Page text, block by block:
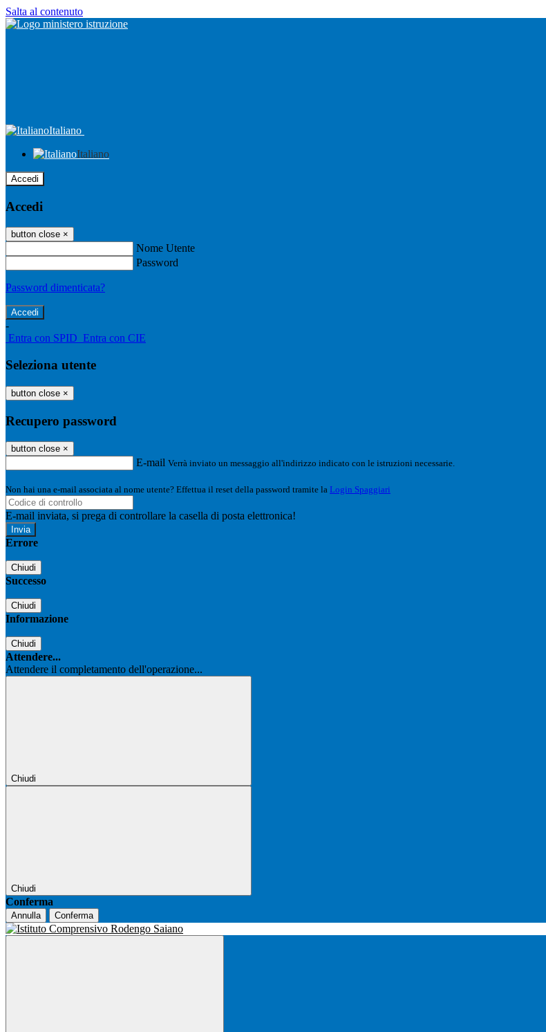
Salta al contenuto
Italiano
Italiano
Accedi
Accedi
button close ×
Nome Utente
Password
Password dimenticata?
-
Entra con SPID Entra con CIE
Seleziona utente
button close ×
Recupero password
button close ×
E-mail Verrà inviato un messaggio all'indirizzo indicato con le istruzioni necessarie.
Non hai una e-mail associata al nome utente? Effettua il reset della password tramite la Login Spaggiari
E-mail inviata, si prega di controllare la casella di posta elettronica!
Errore
Chiudi
Successo
Chiudi
Informazione
Chiudi
Attendere...
Attendere il completamento dell'operazione...
Chiudi
Chiudi
Conferma
Annulla Conferma